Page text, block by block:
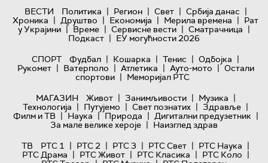
ВЕСТИ Политика | Регион | Свет | Србија данас |
Хроника | Друштво | Економија | Мерила времена | Рат
у Украјини | Време | Сервисне вести | Сматрачница |
Подкаст | ЕУ могућности 2026
СПОРТ
Фудбал | Кошарка | Тенис | Одбојка |
Рукомет | Ватерполо | Атлетика | Ауто-мото | Остали
спортови | Меморијал РТС
МАГАЗИН
Живот | Занимљивости | Музика |
Технологијa | Путујемо | Свет познатих | Здравље |
Филм и ТВ | Наука | Природа | Дигитални предузетник |
За мале велике хероје | Наизглед здрав
ТВ
РТС 1 | РТС 2 | РТС 3 | РТС Свет | РТС Наука |
РТС Драма | РТС Живот | РТС Класика | РТС Коло |